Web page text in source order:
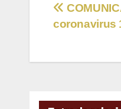
coronavirus